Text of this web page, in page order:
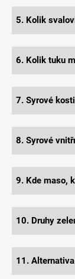
5. Kolik
6. Kolik tuku
7. Syrové
8. Syrové
9. Kde maso,
10. Druhy
11.